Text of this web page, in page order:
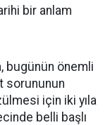
bir anlam
bugünün önemli
sorununun
için iki yıla
belli başlı